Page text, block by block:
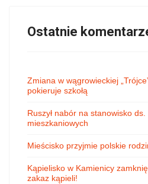
Ostatnie
Zmiana w wągrowieckiej
pokieruje szkołą
Ruszył nabór na stanowisko
mieszkaniowych
Mieścisko przyjmie polskie
Kąpielisko w Kamienicy
zakaz kąpieli!